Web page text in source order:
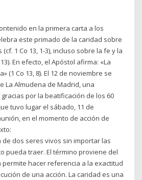
en la primera carta a los
este primado de la caridad sobre
1 Co 13, 1-3), incluso sobre la fe y la
En efecto, el Apóstol afirma: «La
(1 Co 13, 8). El 12 de noviembre se
La Almudena de Madrid, una
por la beatificación de los 60
tuvo lugar el sábado, 11 de
en el momento de acción de
dos seres vivos sin importar las
pueda traer. El término proviene del
hacer referencia a la exactitud
de una acción. La caridad es una